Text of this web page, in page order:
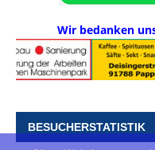
Wir bedanken
BESUCHERSTATISTIK